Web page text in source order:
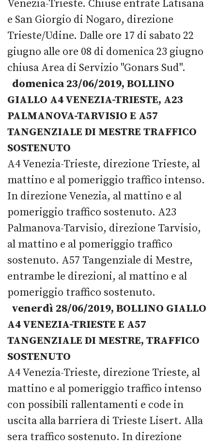
Venezia-Trieste. Chiuse entrate Latisana
e San Giorgio di Nogaro, direzione
Trieste/Udine. Dalle ore 17 di sabato 22
giugno alle ore 08 di domenica 23 giugno
chiusa Area di Servizio "Gonars Sud".
domenica 23/06/2019, BOLLINO
GIALLO A4 VENEZIA-TRIESTE, A23
PALMANOVA-TARVISIO E A57
TANGENZIALE DI MESTRE TRAFFICO
SOSTENUTO
A4 Venezia-Trieste, direzione Trieste, al
mattino e al pomeriggio traffico intenso.
In direzione Venezia, al mattino e al
pomeriggio traffico sostenuto. A23
Palmanova-Tarvisio, direzione Tarvisio,
al mattino e al pomeriggio traffico
sostenuto. A57 Tangenziale di Mestre,
entrambe le direzioni, al mattino e al
pomeriggio traffico sostenuto.
venerdì 28/06/2019, BOLLINO GIALLO
A4 VENEZIA-TRIESTE E A57
TANGENZIALE DI MESTRE, TRAFFICO
SOSTENUTO
A4 Venezia-Trieste, direzione Trieste, al
mattino e al pomeriggio traffico intenso
con possibili rallentamenti e code in
uscita alla barriera di Trieste Lisert. Alla
sera traffico sostenuto. In direzione